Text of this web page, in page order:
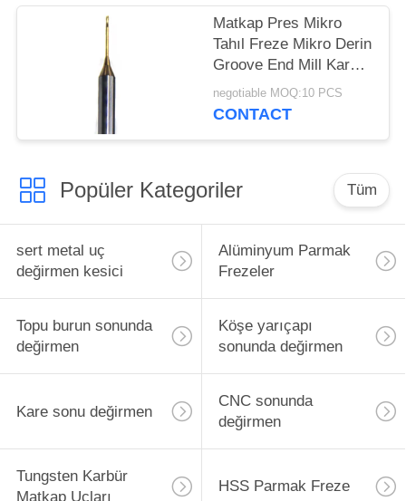
Matkap Pres Mikro
Tahıl Freze Mikro Derin
Groove End Mill Karbür
Frezeler
negotiable MOQ:10 PCS
CONTACT
Popüler Kategoriler Tüm
sert metal uç
değirmen kesici
Alüminyum Parmak
Frezeler
Topu burun sonunda
değirmen
Köşe yarıçapı
sonunda değirmen
Kare sonu değirmen
CNC sonunda
değirmen
Tungsten Karbür
Matkap Uçları
HSS Parmak Freze